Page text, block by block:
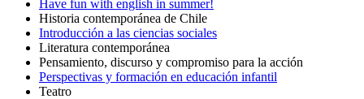
Have fun with english in summer!
Historia contemporánea de Chile
Introducción a las ciencias sociales
Literatura contemporánea
Pensamiento, discurso y compromiso para la acción
Perspectivas y formación en educación infantil
Teatro